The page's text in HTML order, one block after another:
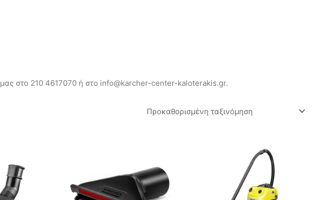
μας στο 210 4617070 ή στο info@karcher-center-kaloterakis.gr.